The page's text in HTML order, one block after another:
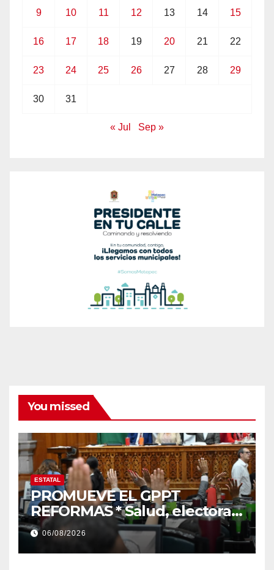
9 10 11 12 13 14 15
16 17 18 19 20 21 22
23 24 25 26 27 28 29
30 31
« Jul Sep »
You missed
ESTATAL
PROMUEVE EL GPPT
REFORMAS * Salud, electoral
y justicia, de las principales
06/08/2026